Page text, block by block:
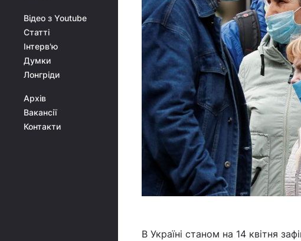
Відео з Youtube
Статті
Інтерв'ю
Думки
Лонгріди
Архів
Вакансії
Контакти
В Україні станом на 14 квітня